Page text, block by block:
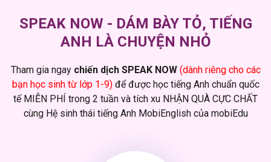
SPEAK NOW - DÁM BÀY TỎ, TIẾNG
ANH LÀ CHUYỆN NHỎ
Tham gia ngay chiến dịch SPEAK NOW (dành riêng cho các
bạn học sinh từ lớp 1-9) để được học tiếng Anh chuẩn quốc
tế MIỄN PHÍ trong 2 tuần và tích xu NHẬN QUÀ CỰC CHẤT
cùng Hệ sinh thái tiếng Anh MobiEnglish của mobiEdu